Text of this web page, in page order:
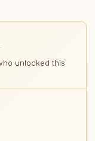
unlocked this